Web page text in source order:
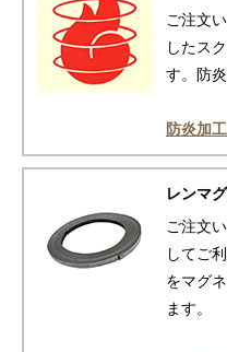
ご注文
したス
す。防
防炎加
レンマ
ご注文
してご
をマグ
ます。